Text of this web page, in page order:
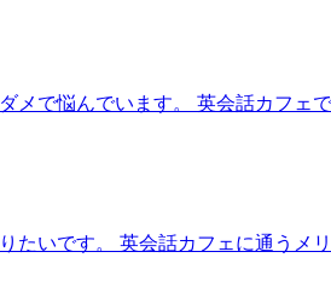
で悩んでいます。 英会話カフェ
いです。 英会話カフェに通うメ